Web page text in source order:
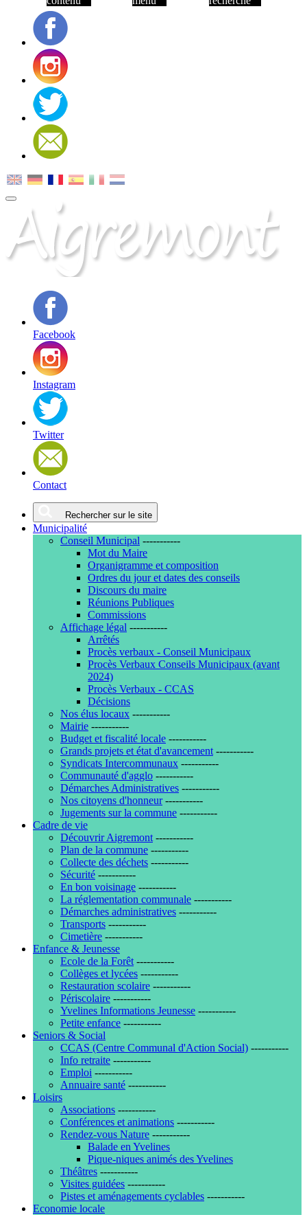
MENU
PRINCIPAL
Facebook
Instagram
Twitter
Contact
Rechercher sur le site
Municipalité
Conseil Municipal -----------
Mot du Maire
Organigramme et composition
Ordres du jour et dates des conseils
Discours du maire
Réunions Publiques
Commissions
Affichage légal -----------
Arrêtés
Procès verbaux - Conseil Municipaux
Procès Verbaux Conseils Municipaux (avant
2024)
Procès Verbaux - CCAS
Décisions
Nos élus locaux -----------
Mairie -----------
Budget et fiscalité locale -----------
Grands projets et état d'avancement -----------
Syndicats Intercommunaux -----------
Communauté d'agglo -----------
Démarches Administratives -----------
Nos citoyens d'honneur -----------
Jugements sur la commune -----------
Cadre de vie
Découvrir Aigremont -----------
Plan de la commune -----------
Collecte des déchets -----------
Sécurité -----------
En bon voisinage -----------
La réglementation communale -----------
Démarches administratives -----------
Transports -----------
Cimetière -----------
Enfance & Jeunesse
Ecole de la Forêt -----------
Collèges et lycées -----------
Restauration scolaire -----------
Périscolaire -----------
Yvelines Informations Jeunesse -----------
Petite enfance -----------
Seniors & Social
CCAS (Centre Communal d'Action Social) -----------
Info retraite -----------
Emploi -----------
Annuaire santé -----------
Loisirs
Associations -----------
Conférences et animations -----------
Rendez-vous Nature -----------
Balade en Yvelines
Pique-niques animés des Yvelines
Théâtres -----------
Visites guidées -----------
Pistes et aménagements cyclables -----------
Economie locale